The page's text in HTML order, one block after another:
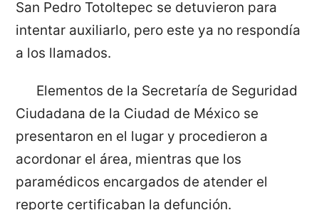
San Pedro Totoltepec se detuvieron para
intentar auxiliarlo, pero este ya no respondía
a los llamados.
Elementos de la Secretaría de Seguridad
Ciudadana de la Ciudad de México se
presentaron en el lugar y procedieron a
acordonar el área, mientras que los
paramédicos encargados de atender el
reporte certificaban la defunción.